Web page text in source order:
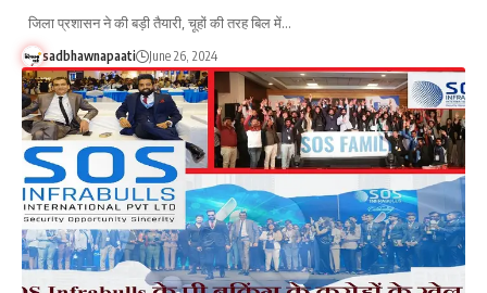
जिला प्रशासन ने की बड़ी तैयारी, चूहों की तरह बिल में…
sadbhawnapaati June 26, 2024